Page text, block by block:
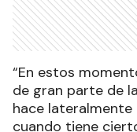
“En estos
de gran parte de
hace lateralmente
cuando tiene